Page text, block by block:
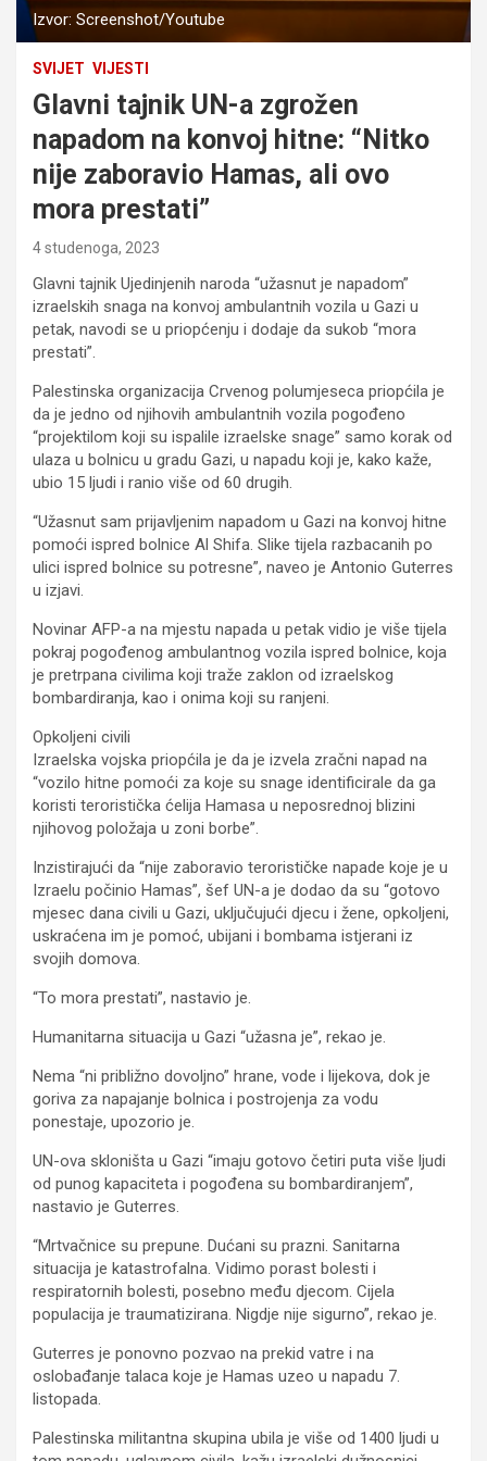
Izvor: Screenshot/Youtube
SVIJET VIJESTI
Glavni tajnik UN-a zgrožen
napadom na konvoj hitne: “Nitko
nije zaboravio Hamas, ali ovo
mora prestati”
4 studenoga, 2023
Glavni tajnik Ujedinjenih naroda “užasnut je napadom”
izraelskih snaga na konvoj ambulantnih vozila u Gazi u
petak, navodi se u priopćenju i dodaje da sukob “mora
prestati”.
Palestinska organizacija Crvenog polumjeseca priopćila je
da je jedno od njihovih ambulantnih vozila pogođeno
“projektilom koji su ispalile izraelske snage” samo korak od
ulaza u bolnicu u gradu Gazi, u napadu koji je, kako kaže,
ubio 15 ljudi i ranio više od 60 drugih.
“Užasnut sam prijavljenim napadom u Gazi na konvoj hitne
pomoći ispred bolnice Al Shifa. Slike tijela razbacanih po
ulici ispred bolnice su potresne”, naveo je Antonio Guterres
u izjavi.
Novinar AFP-a na mjestu napada u petak vidio je više tijela
pokraj pogođenog ambulantnog vozila ispred bolnice, koja
je pretrpana civilima koji traže zaklon od izraelskog
bombardiranja, kao i onima koji su ranjeni.
Opkoljeni civili
Izraelska vojska priopćila je da je izvela zračni napad na
“vozilo hitne pomoći za koje su snage identificirale da ga
koristi teroristička ćelija Hamasa u neposrednoj blizini
njihovog položaja u zoni borbe”.
Inzistirajući da “nije zaboravio terorističke napade koje je u
Izraelu počinio Hamas”, šef UN-a je dodao da su “gotovo
mjesec dana civili u Gazi, uključujući djecu i žene, opkoljeni,
uskraćena im je pomoć, ubijani i bombama istjerani iz
svojih domova.
“To mora prestati”, nastavio je.
Humanitarna situacija u Gazi “užasna je”, rekao je.
Nema “ni približno dovoljno” hrane, vode i lijekova, dok je
goriva za napajanje bolnica i postrojenja za vodu
ponestaje, upozorio je.
UN-ova skloništa u Gazi “imaju gotovo četiri puta više ljudi
od punog kapaciteta i pogođena su bombardiranjem”,
nastavio je Guterres.
“Mrtvačnice su prepune. Dućani su prazni. Sanitarna
situacija je katastrofalna. Vidimo porast bolesti i
respiratornih bolesti, posebno među djecom. Cijela
populacija je traumatizirana. Nigdje nije sigurno”, rekao je.
Guterres je ponovno pozvao na prekid vatre i na
oslobađanje talaca koje je Hamas uzeo u napadu 7.
listopada.
Palestinska militantna skupina ubila je više od 1400 ljudi u